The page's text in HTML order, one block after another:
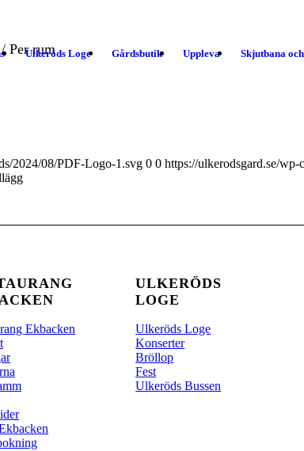
Ulkeröds Loge Gårdsbutik Uppleva Skjutbana
Per rum
2024/08/PDF-Logo-1.svg 0 0 https://ulkerodsgard.se/
Ekbacken
ULKERÖDS
LOGE
Ulkeröds Loge
Konserter
Bröllop
Fest
Ulkeröds Bussen